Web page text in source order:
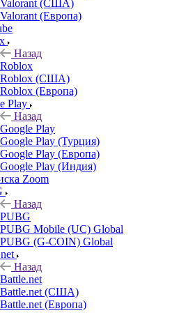
Valorant (США)
Valorant (Европа)
Назад
Roblox
Roblox (США)
Roblox (Европа)
Play
Назад
Google Play
Google Play (Турция)
Google Play (Европа)
Google Play (Индия)
Zoom
Назад
PUBG
PUBG Mobile (UC) Global
PUBG (G-COIN) Global
Назад
Battle.net
Battle.net (США)
Battle.net (Европа)